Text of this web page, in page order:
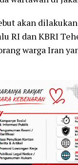
akan
RI dan KBRI
warga Iran